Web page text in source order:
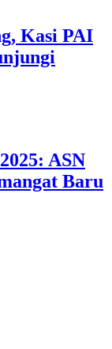
Kasi PAI
ASN
Baru